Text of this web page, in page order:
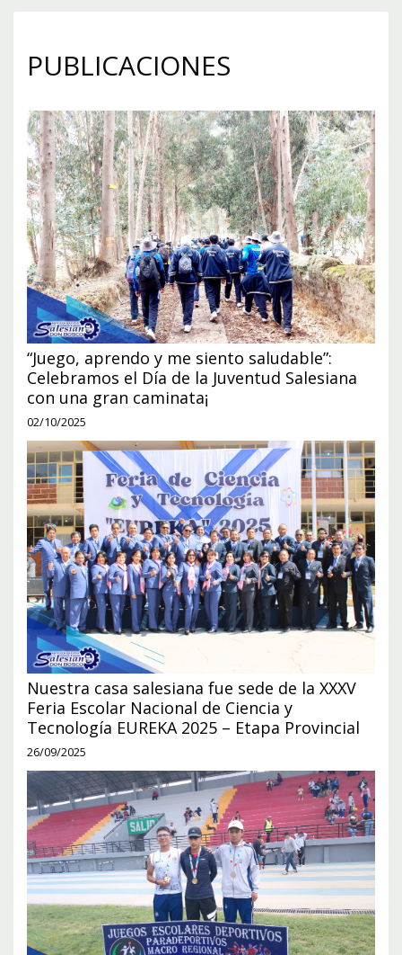
PUBLICACIONES
“Juego, aprendo y me siento saludable”:
Celebramos el Día de la Juventud Salesiana
con una gran caminata¡
02/10/2025
Nuestra casa salesiana fue sede de la XXXV
Feria Escolar Nacional de Ciencia y
Tecnología EUREKA 2025 – Etapa Provincial
26/09/2025